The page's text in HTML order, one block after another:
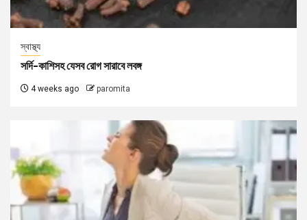
স্বাস্থ্য
সর্দি-কাশিসহ যেসব রোগ সারাবে লবঙ্গ
4 weeks ago paromita